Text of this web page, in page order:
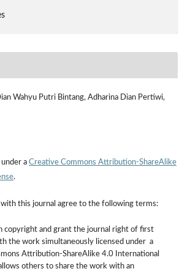
Wahyu Putri Bintang, Adharina Dian Pertiwi,
under a Creative Commons Attribution-ShareAlike
.
this journal agree to the following terms:
copyright and grant the journal right of first
the work simultaneously licensed under a
Attribution-ShareAlike 4.0 International
others to share the work with an